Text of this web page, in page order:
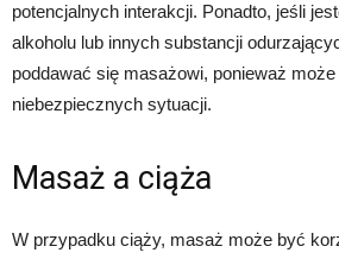
potencjalnych interakcji. Ponadto, jeśli
alkoholu lub innych substancji
poddawać się masażowi, ponieważ
niebezpiecznych sytuacji.
Masaż a ciąża
W przypadku ciąży, masaż może być